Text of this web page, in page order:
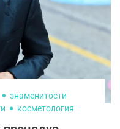
эти
для
взгляда и
заканчивая
спортивным